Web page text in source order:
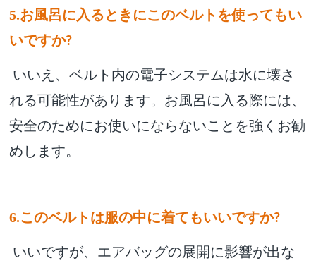
5.お風呂に入るときにこのベルトを使ってもい
いですか?
いいえ、ベルト内の電子システムは水に壊さ
れる可能性があります。お風呂に入る際には、
安全のためにお使いにならないことを強くお勧
めします。
6.このベルトは服の中に着てもいいですか?
いいですが、エアバッグの展開に影響が出な